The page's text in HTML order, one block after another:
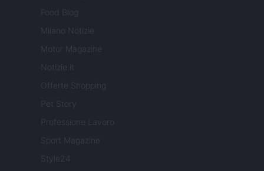
Food Blog
Milano Notizie
Motor Magazine
Notizie.it
Offerte Shopping
Pet Story
Professione Lavoro
Sport Magazine
Style24